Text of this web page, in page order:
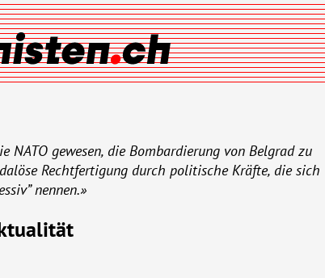
NATO gewesen, die Bombardierung von Belgrad zu
Rechtfertigung durch politische Kräfte, die sich
nennen.»